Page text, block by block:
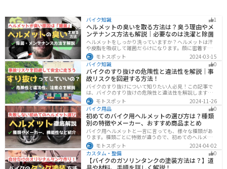
バイク知識 1
ヘルメットの臭いを取る方法は？臭う理由やメ
ンテナンス方法も解説｜必要なのは洗濯と除菌
ヘルメットをしっかり洗っていますか？ヘルメットは汗
や皮脂を吸収して雑菌だらけになります。顔に密着する
物なのでしっかりと除菌・消臭をする必要があります。
この記事では、ヘルメットをまるっと綺麗にする方法を
まとめました。まだメンテナンスをしたことがないとい
う人はぜひ参考にしてください。
モトスポット
2024-03-15
バイク知識
0
バイクのすり抜けの危険性と違法性を解説｜事
故リスクを回避する方法！
バイクのすり抜けについて知りたい人必見！この記事で
は、バイクのすり抜けの危険性と違法性を解説します。
実は、すり抜けによる事故のリスクは想像以上に高いで
す。記事を参考にすり抜けのリスクを理解し、安全運転
に努めましょう。
モトスポット
2024-11-26
バイク用品
0
初めてのバイク用ヘルメットの選び方は？種類
別の特徴やメーカー、おすすめ商品まとめ
バイク用ヘルメットと一言に言っても、様々な種類があ
ります。種類ごとに特徴が違うので、初めてのヘルメッ
ト選びで失敗しないように、しっかりと理解して選ぶよ
うにしましょう。この記事では、特徴やメリットデメリ
ット、有名メーカーなど初心者が知っておくべきことを
まとめました。
モトスポット
2024-04-02
カスタム・整備
0
【バイクのガソリンタンクの塗装方法は？】道